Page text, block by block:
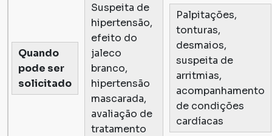
Quando
pode ser
solicitado
Suspeita de
hipertensão,
efeito do
jaleco
branco,
hipertensão
mascarada,
avaliação de
tratamento
Palpitações,
tonturas,
desmaios,
suspeita de
arritmias,
acompanhamento
de condições
cardíacas